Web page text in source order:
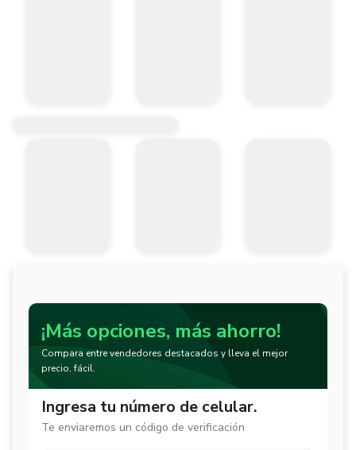
¡Más opciones, más ahorro!
Compara entre vendedores destacados y lleva el mejor
precio, fácil.
Ingresa tu número de celular.
Te enviaremos un código de verificación